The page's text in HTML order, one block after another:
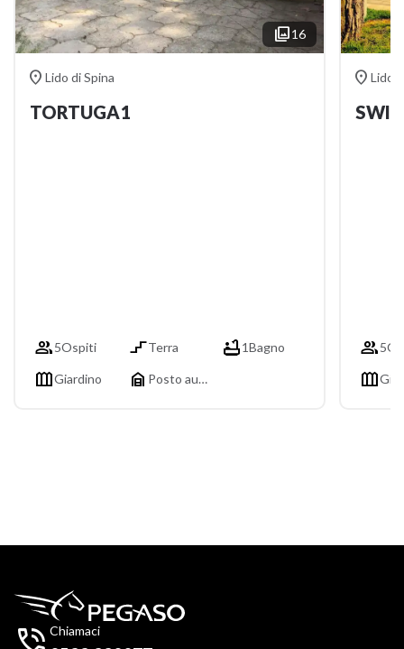
16
 Lido di Spina
TORTUGA1
5Ospiti Terra 1Bagno
Giardino  Posto auto
 Lido
5

Chiamaci